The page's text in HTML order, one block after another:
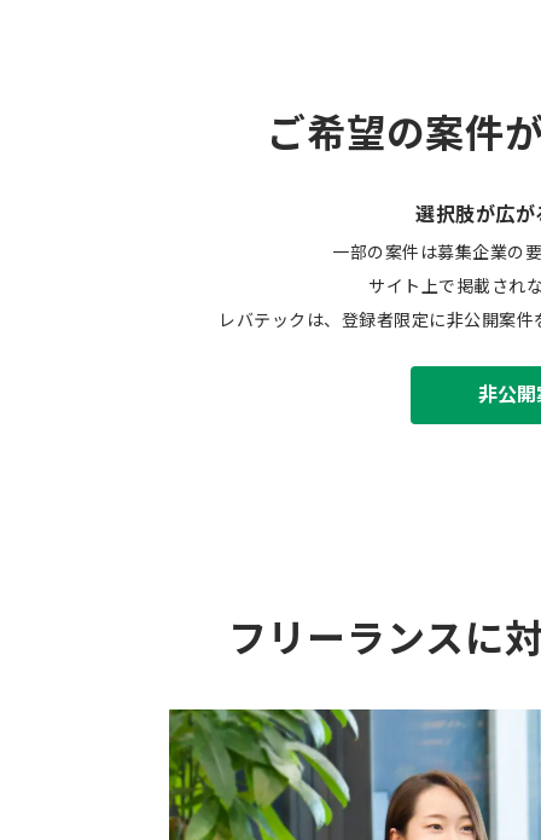
ご希望の案件
選択肢が広が
一部の案件は募集企業の
サイト上で掲載され
レバテックは、登録者限定に非公開案
非公
フリーランスに